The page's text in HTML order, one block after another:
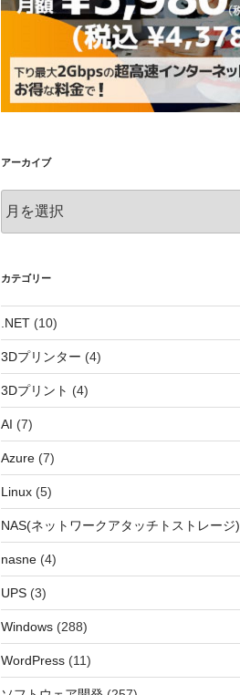
アーカイブ
ー
ブ
カテゴリー
.NET(10)
3Dプリンター (4)
3Dプリント (4)
AI (7)
Azure(7)
Linux(5)
NAS(ネットワークアタッチトストレージ)
nasne(4)
UPS(3)
Windows(288)
WordPress(11)